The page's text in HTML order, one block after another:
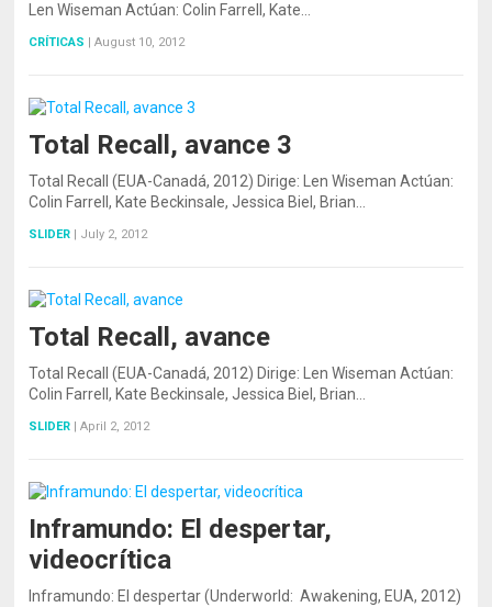
Len Wiseman Actúan: Colin Farrell, Kate…
CRÍTICAS | August 10, 2012
Total Recall, avance 3
Total Recall (EUA-Canadá, 2012) Dirige: Len Wiseman Actúan:
Colin Farrell, Kate Beckinsale, Jessica Biel, Brian…
SLIDER | July 2, 2012
Total Recall, avance
Total Recall (EUA-Canadá, 2012) Dirige: Len Wiseman Actúan:
Colin Farrell, Kate Beckinsale, Jessica Biel, Brian…
SLIDER | April 2, 2012
Inframundo: El despertar,
videocrítica
Inframundo: El despertar (Underworld: Awakening, EUA, 2012)